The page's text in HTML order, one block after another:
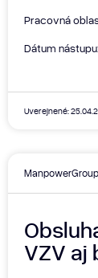
Pracovná
Dátum nástupu:
Uverejnené:
VZV aj